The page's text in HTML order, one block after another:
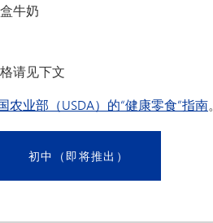
牛奶
请见下文
农业部（USDA）的“健康零食”指南。
初中（即将推出）